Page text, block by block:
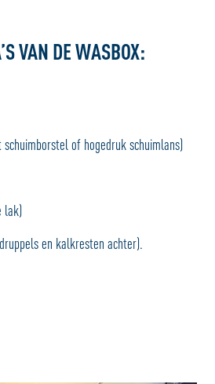
VAN DE WASBOX:
of hogedruk schuimlans)
lak)
en kalkresten achter).